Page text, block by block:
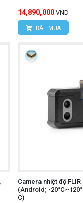
14,890,000 VND
ĐẶT MUA
Camera nhiệt độ FLIR
(Android; -
C)